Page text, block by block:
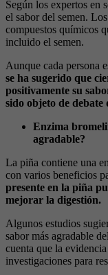
Según los expertos en
el sabor del semen.
compuestos químicos
incluido el semen.
Aunque cada persona
se ha sugerido que
positivamente su
sido objeto de debate
Enzima
agradable?
La piña contiene una
con varios beneficios
presente en la piña
mejorar la digestión.
Algunos estudios
sabor más agradable
cuenta que la
investigaciones para